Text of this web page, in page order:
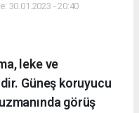
30.01.2023 - 20:40
leke ve
Güneş koruyucu
görüş